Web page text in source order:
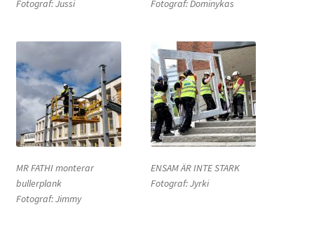
Fotograf: Jussi Fotograf: Dominykas
MR FATHI monterar
bullerplank
Fotograf: Jimmy
ENSAM ÄR INTE STARK
Fotograf: Jyrki